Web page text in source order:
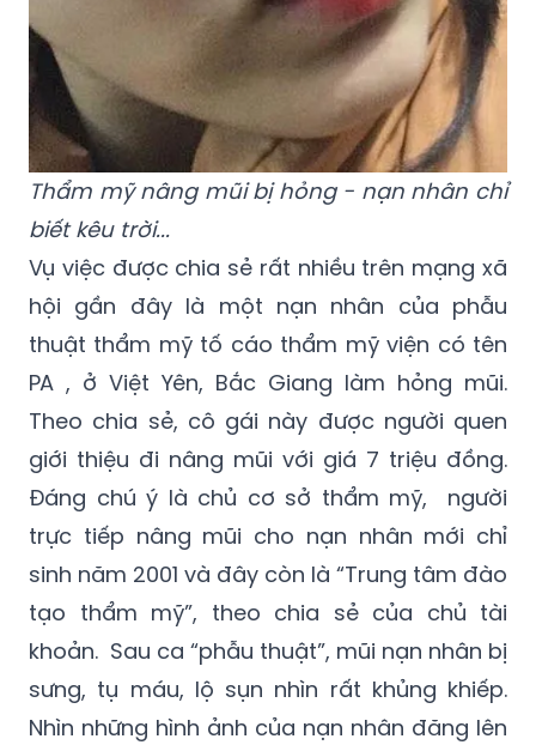
Thẩm mỹ nâng mũi bị hỏng - nạn nhân chỉ
biết kêu trời...
Vụ việc được chia sẻ rất nhiều trên mạng xã
hội gần đây là một nạn nhân của phẫu
thuật thẩm mỹ tố cáo thẩm mỹ viện có tên
PA , ở Việt Yên, Bắc Giang làm hỏng mũi.
Theo chia sẻ, cô gái này được người quen
giới thiệu đi nâng mũi với giá 7 triệu đồng.
Đáng chú ý là chủ cơ sở thẩm mỹ, người
trực tiếp nâng mũi cho nạn nhân mới chỉ
sinh năm 2001 và đây còn là “Trung tâm đào
tạo thẩm mỹ”, theo chia sẻ của chủ tài
khoản. Sau ca “phẫu thuật”, mũi nạn nhân bị
sưng, tụ máu, lộ sụn nhìn rất khủng khiếp.
Nhìn những hình ảnh của nạn nhân đăng lên